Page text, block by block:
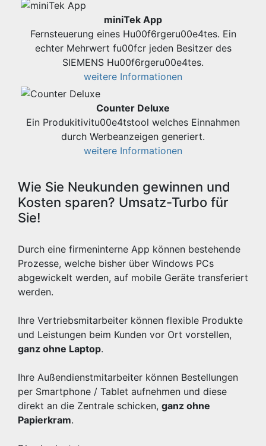
miniTek App
Fernsteuerung eines Hu00f6rgeru00e4tes. Ein
echter Mehrwert fu00fcr jeden Besitzer des
SIEMENS Hu00f6rgeru00e4tes.
weitere Informationen
Counter Deluxe
Ein Produkitivitu00e4tstool welches Einnahmen
durch Werbeanzeigen generiert.
weitere Informationen
Wie Sie Neukunden gewinnen und
Kosten sparen? Umsatz-Turbo für
Sie!
Durch eine firmeninterne App können bestehende
Prozesse, welche bisher über Windows PCs
abgewickelt werden, auf mobile Geräte transferiert
werden.
Ihre Vertriebsmitarbeiter können flexible Produkte
und Leistungen beim Kunden vor Ort vorstellen,
ganz ohne Laptop.
Ihre Außendienstmitarbeiter können Bestellungen
per Smartphone / Tablet aufnehmen und diese
direkt an die Zentrale schicken, ganz ohne
Papierkram.